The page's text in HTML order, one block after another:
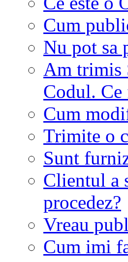
Cum
Nu pot sa
Am trimis
Codul. Ce
Cum
Trimite o
Sunt
Clientul a
procedez?
Vreau
Cum imi